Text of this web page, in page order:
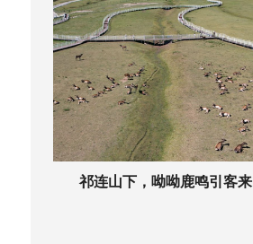
祁连山下，呦呦鹿鸣引客来